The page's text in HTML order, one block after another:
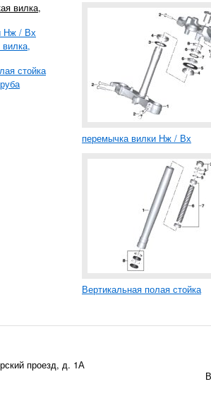
вилка,
Нж / Вх
вилка,
стойка
перемычка вилки Нж / Вх
Вертикальная полая стойка
проезд, д. 1А